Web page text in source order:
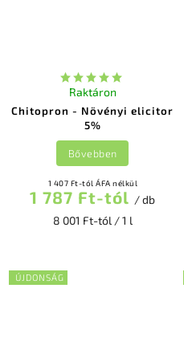
Chitopron - Növényi elicitor
5%
Raktáron
1 407 Ft-tól ÁFA nélkül
1 787 Ft-tól / db
8 001 Ft-tól / 1 l
Bővebben
ÚJDONSÁG